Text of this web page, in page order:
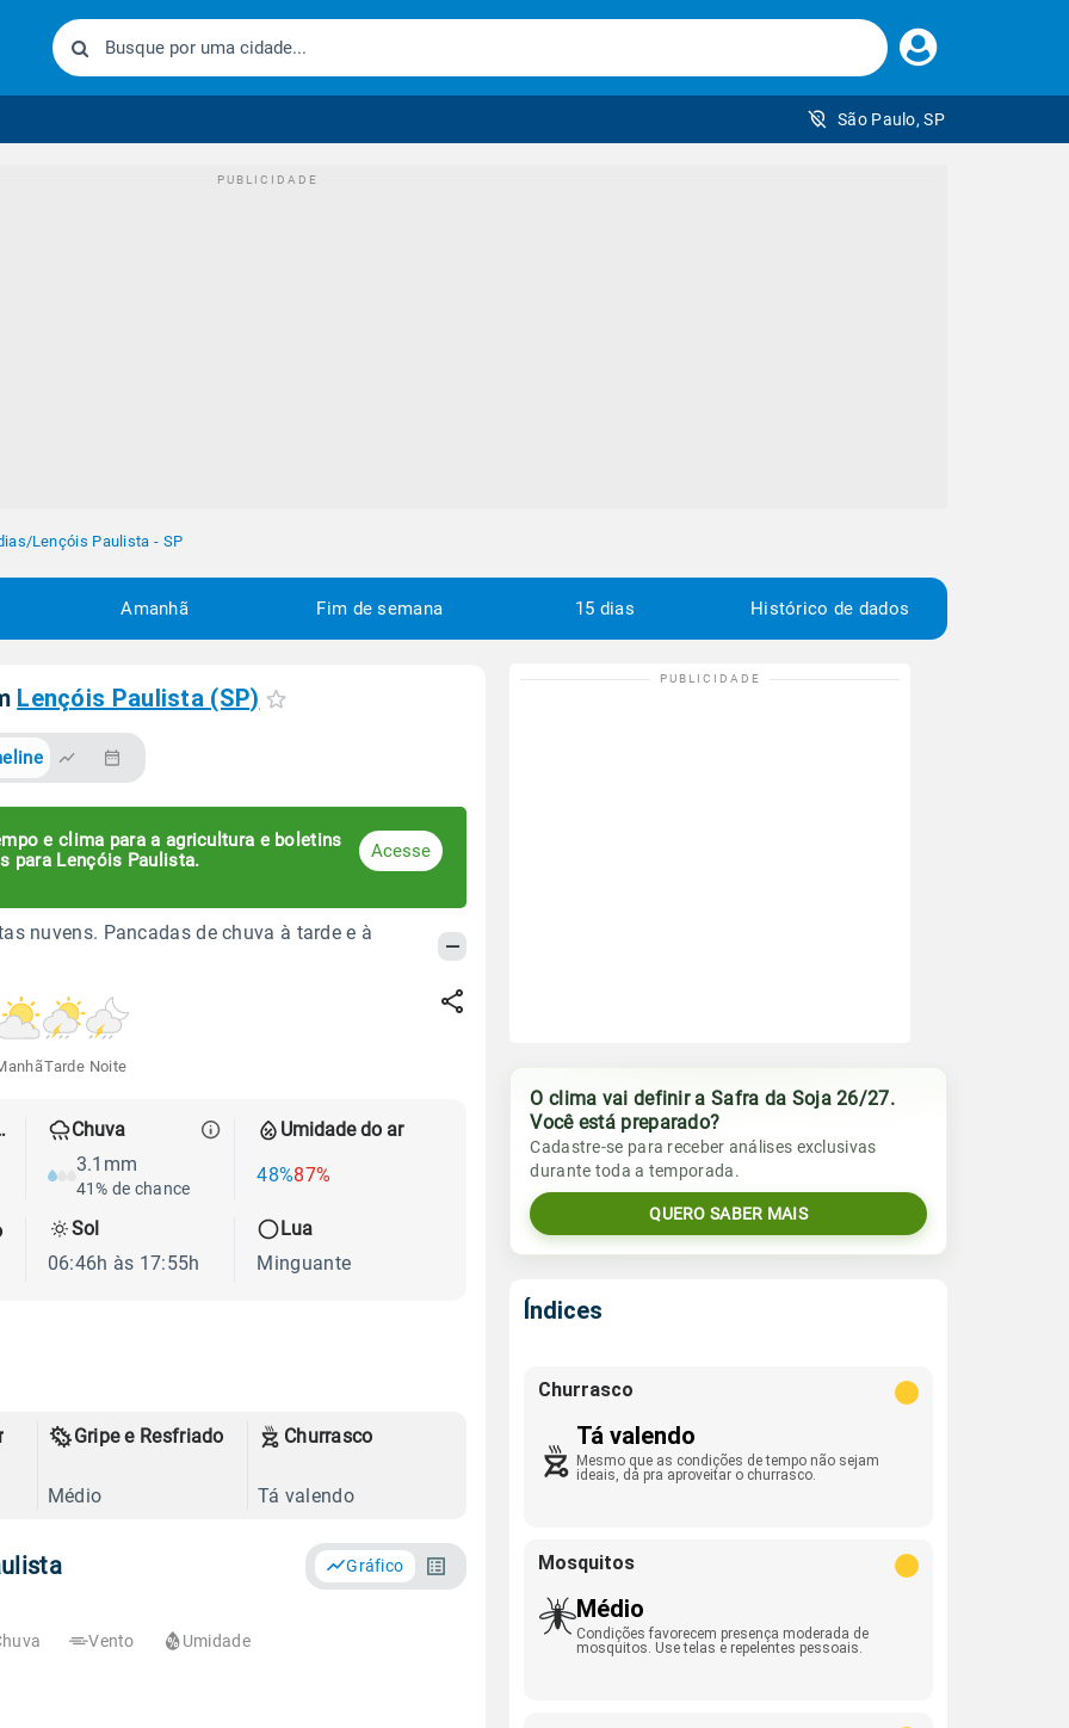
Faça
seu
São Paulo, SP
/Lençóis Paulista - SP
Amanhã Fim de semana 15 dias Histórico de dados
Lençóis Paulista (SP)
e clima para a agricultura e boletins
para Lençóis Paulista.
Acesse
nuvens. Pancadas de chuva à tarde e à
Tarde Noite
Chuva
3.1mm
41% de chance
Umidade do ar
48%87%
Sol
06:46h às 17:55h
Lua
Minguante
Gripe e Resfriado
Médio
Churrasco
Tá valendo
Gráfico
Vento Umidade
O clima vai definir a Safra da Soja 26/27.
Você está preparado?
Cadastre-se para receber análises exclusivas
durante toda a temporada.
QUERO SABER MAIS
Índices
Churrasco
Tá valendo
Mesmo que as condições de tempo não sejam
ideais, dá pra aproveitar o churrasco.
Mosquitos
Médio
Condições favorecem presença moderada de
mosquitos. Use telas e repelentes pessoais.